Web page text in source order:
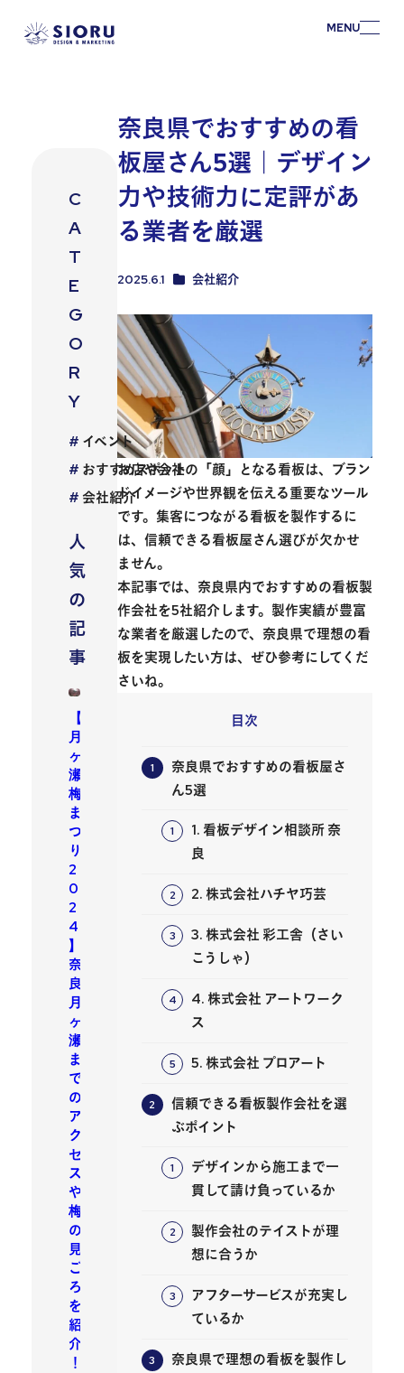
MENU
奈良県でおすすめの看
板屋さん5選｜デザイン
力や技術力に定評があ
る業者を厳選
投稿日
2025.6.1 カテゴリー【奈良コラム】
会社紹介
お店や会社の「顔」となる看板は、ブラン
ドイメージや世界観を伝える重要なツール
です。集客につながる看板を製作するに
は、信頼できる看板屋さん選びが欠かせ
ません。
本記事では、奈良県内でおすすめの看板製
作会社を5社紹介します。製作実績が豊富
な業者を厳選したので、奈良県で理想の看
板を実現したい方は、ぜひ参考にしてくだ
さいね。
目次
奈良県でおすすめの看板屋さ
ん5選
1. 看板デザイン相談所 奈
良
2. 株式会社ハチヤ巧芸
3. 株式会社 彩工舎（さい
こうしゃ）
4. 株式会社 アートワーク
ス
5. 株式会社 プロアート
信頼できる看板製作会社を選
ぶポイント
デザインから施工まで一
貫して請け負っているか
製作会社のテイストが理
想に合うか
アフターサービスが充実し
ているか
奈良県で理想の看板を製作し
C
A
T
E
G
O
R
Y
イベント
おすすめスポット
会社紹介
人
気
の
記
事
【
月
ヶ
瀬
梅
ま
つ
り
2
0
2
4
】
奈
良
月
ヶ
瀬
ま
で
の
ア
ク
セ
ス
や
梅
の
見
ご
ろ
を
紹
介
！